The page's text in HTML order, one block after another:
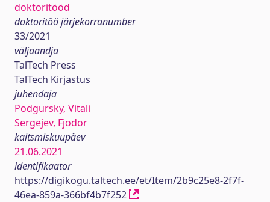
doktoritööd
doktoritöö järjekorranumber
33/2021
väljaandja
TalTech Press
TalTech Kirjastus
juhendaja
Podgursky, Vitali
Sergejev, Fjodor
kaitsmiskuupäev
21.06.2021
identifikaator
https://digikogu.taltech.ee/et/Item/2b9c25e8-2f7f-
46ea-859a-366bf4b7f252